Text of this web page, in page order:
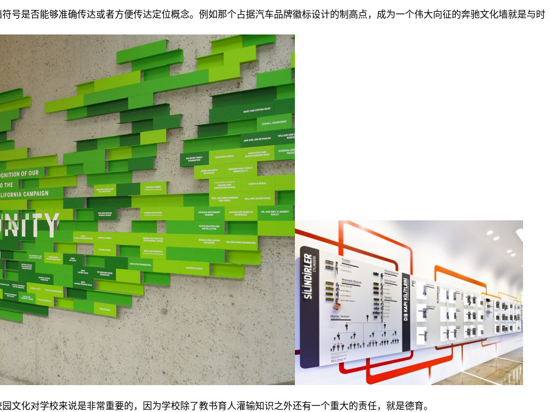
号是否能够准确传达或者方便传达定位概念。例如那个占据汽车品牌徽标设计的制高点，成为一个伟大向征的奔驰文化墙就是与时
文化对学校来说是非常重要的，因为学校除了教书育人灌输知识之外还有一个重大的责任，就是德育。